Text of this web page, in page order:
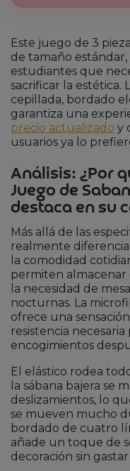
Este juego de 3
de tamaño
estudiantes que
sacrificar la estética.
cepillada, bordado
garantiza una
precio actualizado y
usuarios ya lo
Análisis: ¿Por
Juego de
destaca en su
Más allá de las
realmente
la comodidad
permiten almacenar
la necesidad de
nocturnas. La
ofrece una
resistencia
encogimientos
El elástico rodea
la sábana bajera se
deslizamientos, lo
se mueven mucho
bordado de cuatro
añade un toque de
decoración sin